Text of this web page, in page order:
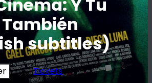
Y Tu
subtitles)
Tickets